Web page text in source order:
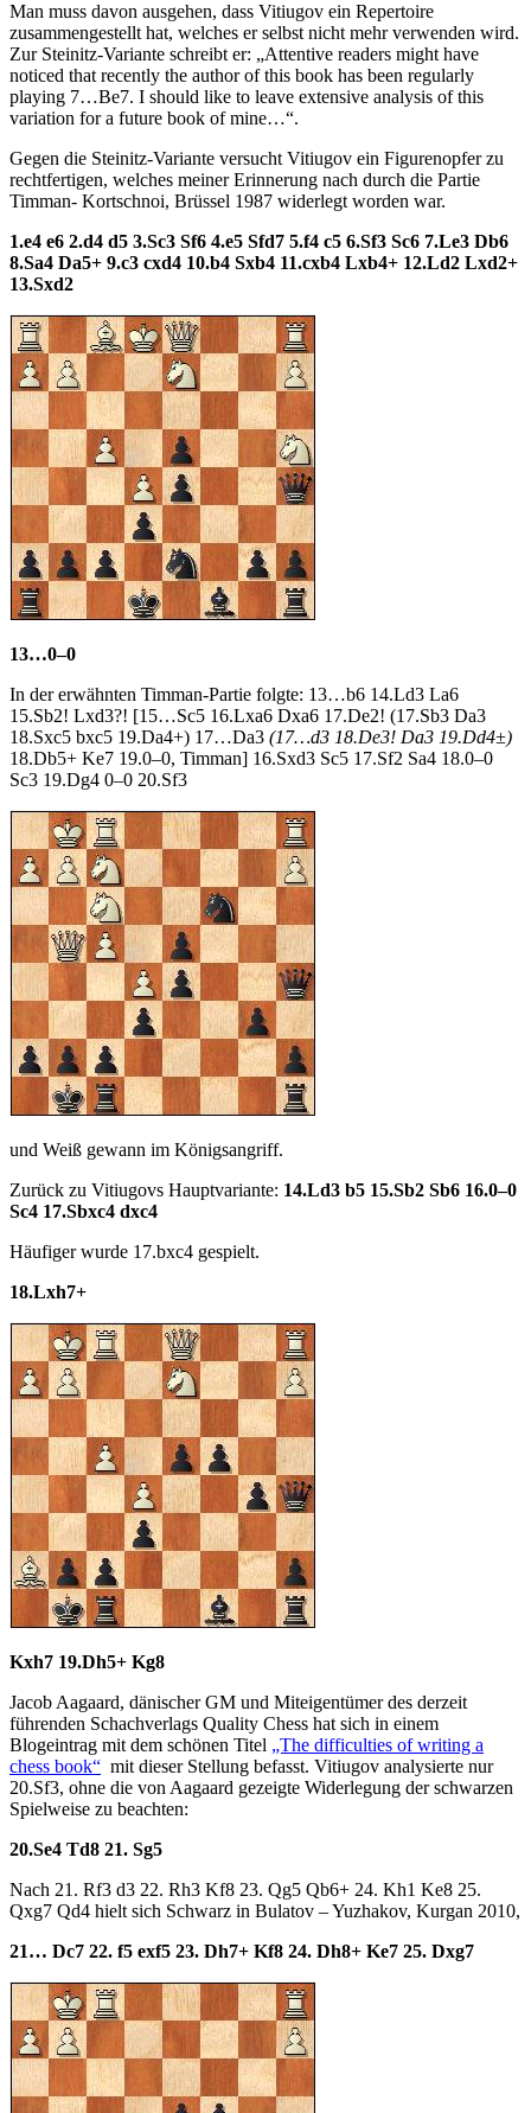
Man muss davon ausgehen, dass Vitiugov ein Repertoire
zusammengestellt hat, welches er selbst nicht mehr verwenden wird.
Zur Steinitz-Variante schreibt er: „Attentive readers might have
noticed that recently the author of this book has been regularly
playing 7…Be7. I should like to leave extensive analysis of this
variation for a future book of mine…“.
Gegen die Steinitz-Variante versucht Vitiugov ein Figurenopfer zu
rechtfertigen, welches meiner Erinnerung nach durch die Partie
Timman- Kortschnoi, Brüssel 1987 widerlegt worden war.
1.e4 e6 2.d4 d5 3.Sc3 Sf6 4.e5 Sfd7 5.f4 c5 6.Sf3 Sc6 7.Le3 Db6
8.Sa4 Da5+ 9.c3 cxd4 10.b4 Sxb4 11.cxb4 Lxb4+ 12.Ld2 Lxd2+
13.Sxd2
13…0–0
In der erwähnten Timman-Partie folgte: 13…b6 14.Ld3 La6
15.Sb2! Lxd3?! [15…Sc5 16.Lxa6 Dxa6 17.De2! (17.Sb3 Da3
18.Sxc5 bxc5 19.Da4+) 17…Da3 (17…d3 18.De3! Da3 19.Dd4±)
18.Db5+ Ke7 19.0–0, Timman] 16.Sxd3 Sc5 17.Sf2 Sa4 18.0–0
Sc3 19.Dg4 0–0 20.Sf3
und Weiß gewann im Königsangriff.
Zurück zu Vitiugovs Hauptvariante: 14.Ld3 b5 15.Sb2 Sb6 16.0–0
Sc4 17.Sbxc4 dxc4
Häufiger wurde 17.bxc4 gespielt.
18.Lxh7+
Kxh7 19.Dh5+ Kg8
Jacob Aagaard, dänischer GM und Miteigentümer des derzeit
führenden Schachverlags Quality Chess hat sich in einem
Blogeintrag mit dem schönen Titel „The difficulties of writing a
chess book“ mit dieser Stellung befasst. Vitiugov analysierte nur
20.Sf3, ohne die von Aagaard gezeigte Widerlegung der schwarzen
Spielweise zu beachten:
20.Se4 Td8 21. Sg5
Nach 21. Rf3 d3 22. Rh3 Kf8 23. Qg5 Qb6+ 24. Kh1 Ke8 25.
Qxg7 Qd4 hielt sich Schwarz in Bulatov – Yuzhakov, Kurgan 2010,
21… Dc7 22. f5 exf5 23. Dh7+ Kf8 24. Dh8+ Ke7 25. Dxg7